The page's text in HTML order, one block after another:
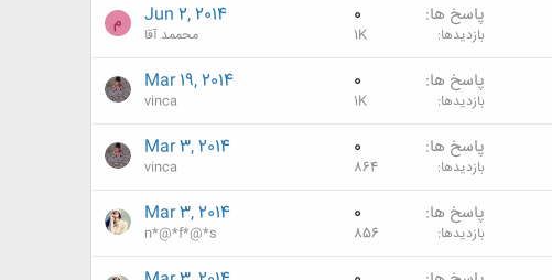
پاسخ ها 0
بازدیدها 1K
Jun 2, 2014
محممد آقا م
پاسخ ها 0
بازدیدها 1K
Mar 19, 2014
vinca
پاسخ ها 0
بازدیدها 864
Mar 3, 2014
vinca
پاسخ ها 0
بازدیدها 856
Mar 3, 2014
n*@*f*@*s